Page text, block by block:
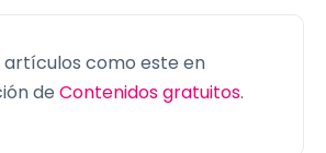
artículos como este en
de Contenidos gratuitos.